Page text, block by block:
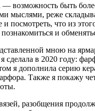
— возможность быть
мыслями, реже
и посмотреть, что из
и
мною на
сделала в 2020 году:
я дополнила серию
Также я покажу
разобщения